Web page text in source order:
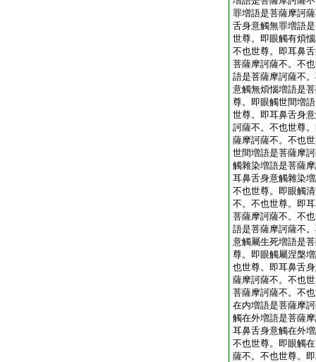
罪増語是菩薩摩訶
舌身意觸無罪増語
世尊。即眼觸有煩
不也世尊。即耳鼻
菩薩摩訶薩不。不
語是菩薩摩訶薩不
意觸無煩惱増語是
尊。即眼觸世間増
世尊。即耳鼻舌身
訶薩不。不也世尊
薩摩訶薩不。不也
世間増語是菩薩摩
觸雜染増語是菩薩
耳鼻舌身意觸雜染
不也世尊。即眼觸
不。不也世尊。即
菩薩摩訶薩不。不
語是菩薩摩訶薩不
意觸屬生死増語是
尊。即眼觸屬涅槃
也世尊。即耳鼻舌
薩摩訶薩不。不也
菩薩摩訶薩不。不
在内増語是菩薩摩
觸在外増語是菩薩
耳鼻舌身意觸在外
不也世尊。即眼觸
薩不。不也世尊。